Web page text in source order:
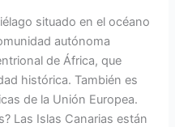
situado en el océano
autónoma
de África, que
histórica. También es
de la Unión Europea.
Las Islas Canarias están